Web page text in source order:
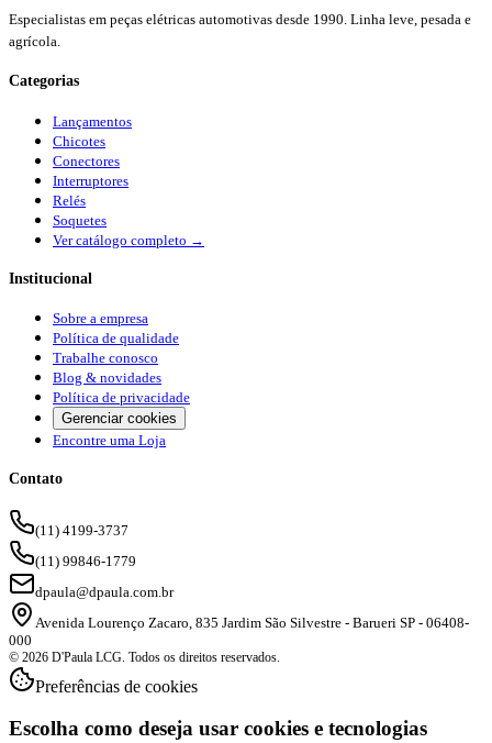
Especialistas em peças elétricas automotivas desde 1990. Linha leve, pesada e
agrícola.
Categorias
Lançamentos
Chicotes
Conectores
Interruptores
Relés
Soquetes
Ver catálogo completo →
Institucional
Sobre a empresa
Política de qualidade
Trabalhe conosco
Blog & novidades
Política de privacidade
Gerenciar cookies
Encontre uma Loja
Contato
(11) 4199-3737
(11) 99846-1779
dpaula@dpaula.com.br
Avenida Lourenço Zacaro, 835 Jardim São Silvestre - Barueri SP - 06408-
000
© 2026 D'Paula LCG. Todos os direitos reservados.
Preferências de cookies
Escolha como deseja usar cookies e tecnologias